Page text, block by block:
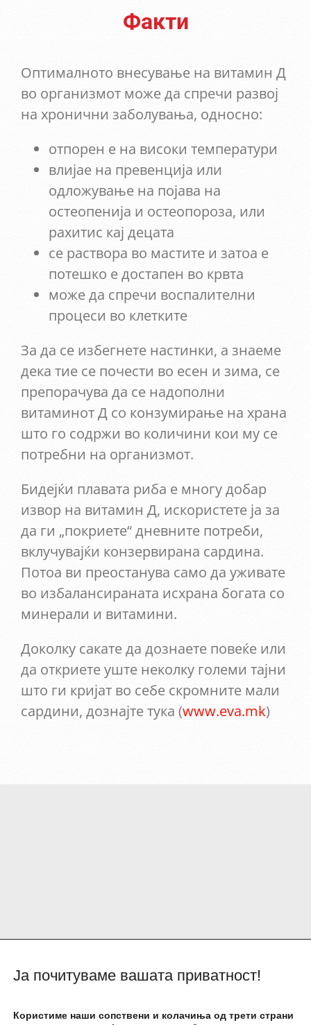
Факти
Оптималното внесување на витамин Д
во организмот може да спречи развој
на хронични заболувања, односно:
отпорен е на високи температури
влијае на превенција или
одложување на појава на
остеопенија и остеопороза, или
рахитис кај децата
се раствора во мастите и затоа е
потешко е достапен во крвта
може да спречи воспалителни
процеси во клетките
За да се избегнете настинки, а знаеме
дека тие се почести во есен и зима, се
препорачува да се надополни
витаминот Д со конзумирање на храна
што го содржи во количини кои му се
потребни на организмот.
Бидејќи плавата риба е многу добар
извор на витамин Д, искористете ја за
да ги „покриете“ дневните потреби,
вклучувајќи конзервирана сардина.
Потоа ви преостанува само да уживате
во избалансираната исхрана богата со
минерали и витамини.
Доколку сакате да дознаете повеќе или
да откриете уште неколку големи тајни
што ги кријат во себе скромните мали
сардини, дознајте тука (www.eva.mk)
Ја почитуваме вашата приватност!
Користиме наши сопствени и колачиња од трети страни